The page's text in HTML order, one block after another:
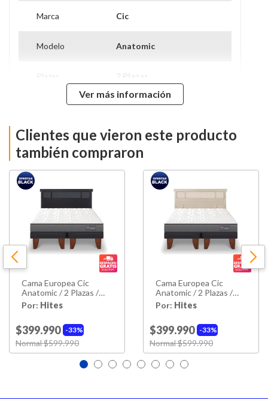
Marca Cic
Modelo Anatomic
Tipo De Base Base Dividida
Nivel de Firmeza Intermedio
Alto De Base
Alto Con Base
Ancho 150 Cm
Largo
Material
Estructura
Pino Radiata
Ver más información
Clientes que vieron este producto
también compraron
Cama Europea Cic
Anatomic / 2 Plazas /
Base Dividida +
Respaldo
Por: Hites
33%
$399.990
Price reduced from
Normal $599.990
Cama Europea Cic
Anatomic / 2 Plazas /
Base Dividida +
Respaldo
Por: Hites
33%
$399.990
Price reduced from
Normal $599.990